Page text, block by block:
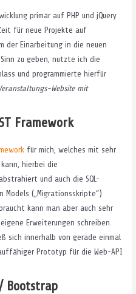
primär auf PHP und jQuery
für neue Projekte auf
der Einarbeitung in die neuen
zu geben, nutzte ich die
und programmierte hierfür
Website mit
Framework
für mich, welches mit sehr
kann, hierbei die
und auch die SQL-
Models („Migrationsskripte“)
kann man aber auch sehr
Erweiterungen schreiben.
sich innerhalb von gerade einmal
Prototyp für die Web-API
Bootstrap